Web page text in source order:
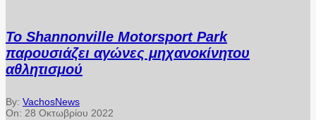
Το Shannonville Motorsport Park
παρουσιάζει αγώνες μηχανοκίνητου
αθλητισμού
By: VachosNews
On: 28 Οκτωβρίου 2022